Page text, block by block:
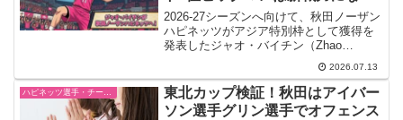
のか
2026-27シーズンへ向けて、秋田ノーザン
ハピネッツがアジア特別枠として獲得を
発表したジャオ・バイチン（Zhao
Baiqing）選手。「どんな経歴の選手な
の？」「プレースタイルは？」「秋田の
バスケに本当にフィットするの？」と気
になって検...
2026.07.13
ハピネッツ選手・チーム・ゲーム情報
東北カップ検証！秋田はアイバー
ソン選手グリン選手でオフェンス